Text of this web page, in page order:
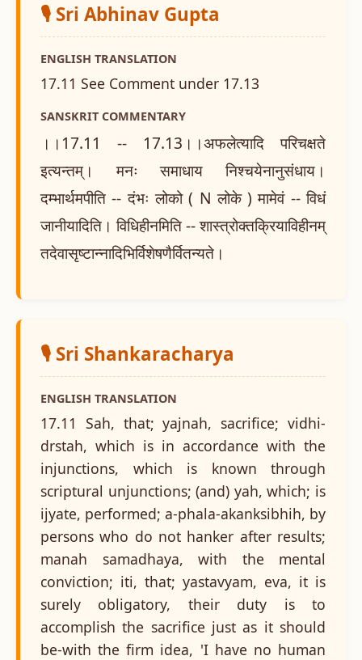
🎙️ Sri Abhinav Gupta
ENGLISH TRANSLATION
17.11 See Comment under 17.13
SANSKRIT COMMENTARY
।।17.11 -- 17.13।।अफलेत्यादि परिचक्षते
इत्यन्तम्। मनः समाधाय निश्चयेनानुसंधाय।
दम्भार्थमपीति -- दंभः लोको ( N लोके ) मामेवं -- विधं
जानीयादिति। विधिहीनमिति -- शास्त्रोक्तक्रियाविहीनम्
तदेवासृष्टान्नादिभिर्विशेषणैर्वितन्यते।
🎙️ Sri Shankaracharya
ENGLISH TRANSLATION
17.11 Sah, that; yajnah, sacrifice; vidhi-
drstah, which is in accordance with the
injunctions, which is known through
scriptural unjunctions; (and) yah, which; is
ijyate, performed; a-phala-akanksibhih, by
persons who do not hanker after results;
manah samadhaya, with the mental
conviction; iti, that; yastavyam, eva, it is
surely obligatory, their duty is to
accomplish the sacrifice just as it should
be-with the firm idea, 'I have no human